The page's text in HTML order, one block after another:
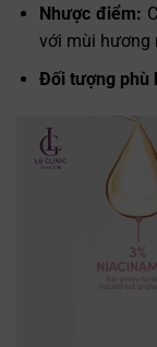
Nhược điểm:
với mùi hương
Đối tượng phù